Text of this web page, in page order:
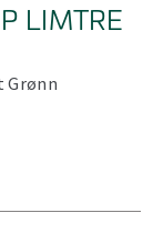
LIMTRE
Grønn